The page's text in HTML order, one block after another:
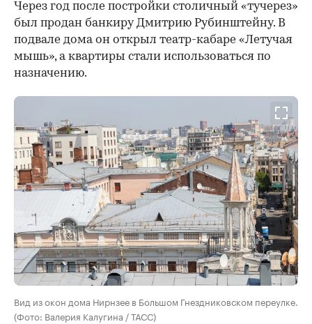
Через год после постройки столичный «тучерез»
был продан банкиру Дмитрию Рубинштейну. В
подвале дома он открыл театр-кабаре «Летучая
мышь», а квартиры стали использоваться по
назначению.
Вид из окон дома Нирнзее в Большом Гнездниковском переулке.
(Фото: Валерия Калугина / ТАСС)